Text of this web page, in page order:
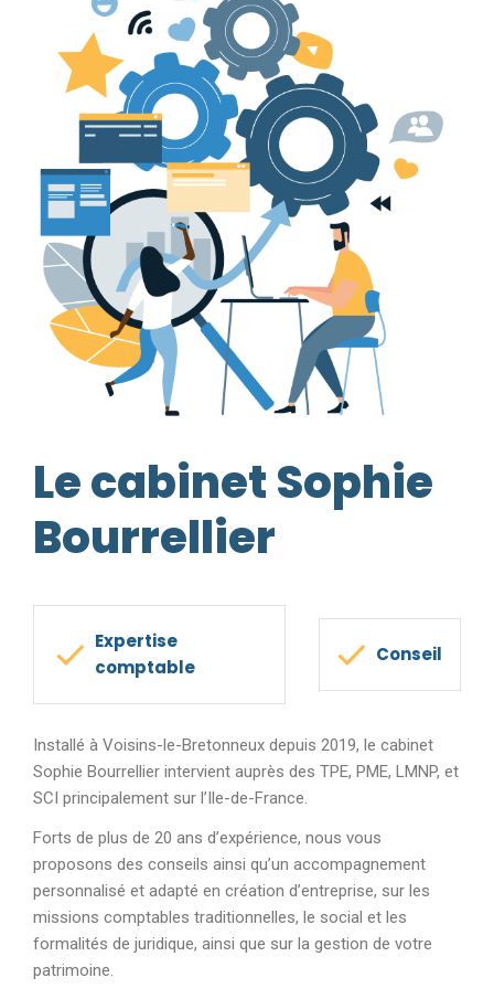
Le cabinet Sophie
Bourrellier
Expertise
comptable
Conseil
Installé à Voisins-le-Bretonneux depuis 2019, le cabinet
Sophie Bourrellier intervient auprès des TPE, PME, LMNP, et
SCI principalement sur l’Ile-de-France.
Forts de plus de 20 ans d’expérience, nous vous
proposons des conseils ainsi qu’un accompagnement
personnalisé et adapté en création d’entreprise, sur les
missions comptables traditionnelles, le social et les
formalités de juridique, ainsi que sur la gestion de votre
patrimoine.